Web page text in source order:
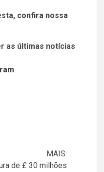
confira nossa
as últimas notícias
.
MAIS:
de £ 30 milhões